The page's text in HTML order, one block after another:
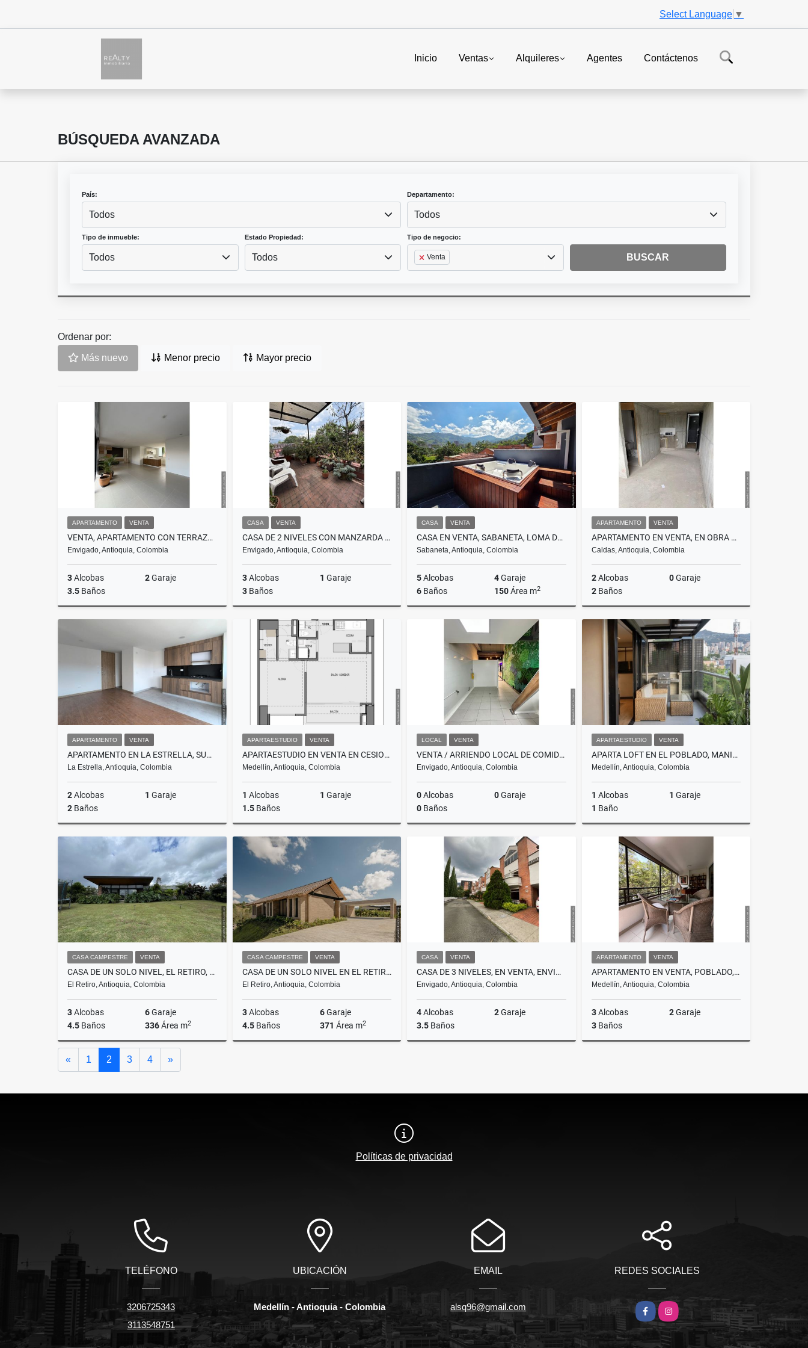
Select Language ▼
Inicio Ventas Alquileres Agentes Contáctenos
BÚSQUEDA AVANZADA
País:
Todos
Departamento:
Todos
Tipo de inmueble:
Todos
Estado Propiedad:
Todos
Tipo de negocio:
Venta BUSCAR
Ordenar por:
Más nuevo Menor precio Mayor precio
APARTAMENTO VENTA
VENTA, APARTAMENTO CON TERRAZA, ENVIGADO, LOMA DEL ESMERALDAL
Envigado, Antioquia, Colombia
3Alcobas 2Garaje
3.5 Baños
$1.150.000.000
CASA VENTA
CASA DE 2 NIVELES CON MANZARDA EN ENVIGADO, LOMA DE LAS BRUJAS
Envigado, Antioquia, Colombia
3Alcobas 1 Garaje
3Baños
$1.050.000.000
CASA VENTA
CASA EN VENTA, SABANETA, LOMA DE SAN JOSE
Sabaneta, Antioquia, Colombia
5Alcobas 4Garaje
6 Baños 150Área m2
$2.100.000.000
APARTAMENTO VENTA
APARTAMENTO EN VENTA, EN OBRA GRIS, CALDAS, ANTIOQUIA
Caldas, Antioquia, Colombia
2Alcobas 0Garaje
2Baños
Venta
$210.000.000
APARTAMENTO VENTA
APARTAMENTO EN LA ESTRELLA, SURMERICA
La Estrella, Antioquia, Colombia
2Alcobas 1 Garaje
2 Baños
Venta
$470.000.000
APARTAESTUDIO VENTA
APARTAESTUDIO EN VENTA EN CESION DE DERECHOS, CIUDAD DEL RIO
Medellín, Antioquia, Colombia
1 Alcobas 1 Garaje
1.5Baños
Venta
$620.000.000
LOCAL VENTA
VENTA / ARRIENDO LOCAL DE COMIDAS EN CITY PLAZA
Envigado, Antioquia, Colombia
0Alcobas 0Garaje
0 Baños
$440.000.000
Alquiler
$3.900.000
APARTAESTUDIO VENTA
APARTA LOFT EN EL POBLADO, MANILA, PARA INVERSIONISTA
Medellín, Antioquia, Colombia
1 Alcobas 1 Garaje
1 Baño
CASA CAMPESTRE VENTA
CASA DE UN SOLO NIVEL, EL RETIRO, V. PANTANILLO
El Retiro, Antioquia, Colombia
3Alcobas 6Garaje
4.5 Baños 336Área m2
$3.900.000.000
CASA CAMPESTRE VENTA
CASA DE UN SOLO NIVEL EN EL RETIRO, V. PANTANILLO (PARA ESTRENAR)
El Retiro, Antioquia, Colombia
3Alcobas 6Garaje
4.5Baños 371 Área m2
CASA VENTA
CASA DE 3 NIVELES, EN VENTA, ENVIGADO, SECTOR CUMBRES
Envigado, Antioquia, Colombia
4Alcobas 2Garaje
3.5 Baños
APARTAMENTO VENTA
APARTAMENTO EN VENTA, POBLADO, LOS BALSOS X LA 35
Medellín, Antioquia, Colombia
3Alcobas 2Garaje
3Baños
« Anterior
1 2 3 4 »Siguiente
Políticas de privacidad
TELÉFONO
3206725343
3113548751
UBICACIÓN
Medellín - Antioquia - Colombia
EMAIL
alsq96@gmail.com
REDES SOCIALES
Facebook
Instagram